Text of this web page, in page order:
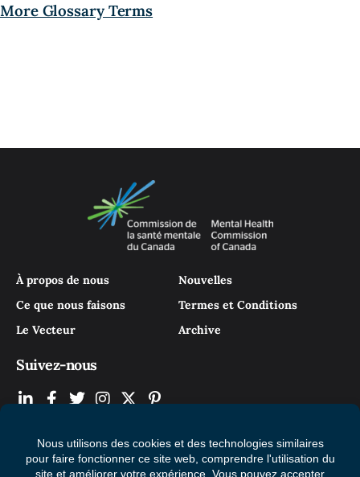
More Glossary Terms
À propos de nous
Ce que nous faisons
Le Vecteur
Nouvelles
Termes et Conditions
Archive
Suivez-nous